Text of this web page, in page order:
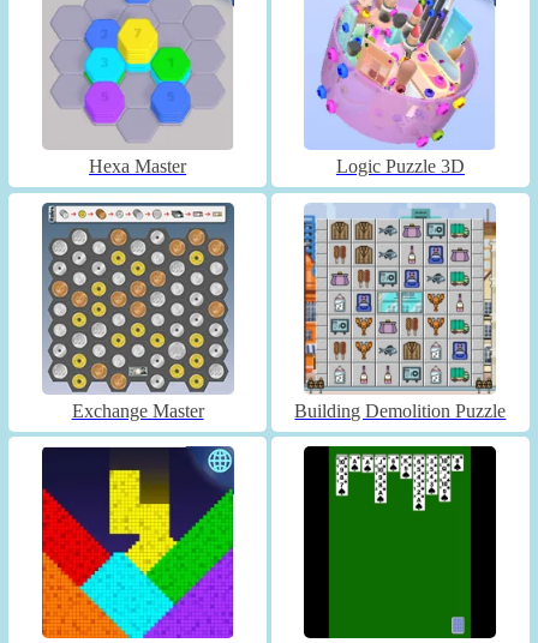
Hexa Master Logic Puzzle 3D
Exchange Master Building Demolition Puzzle